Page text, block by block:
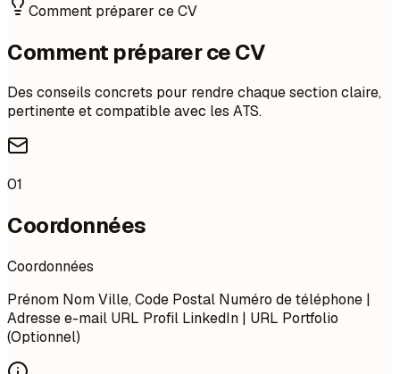
Comment préparer ce CV
Comment préparer ce CV
Des conseils concrets pour rendre chaque section claire,
pertinente et compatible avec les ATS.
01
Coordonnées
Coordonnées
Prénom Nom Ville, Code Postal Numéro de téléphone |
Adresse e-mail URL Profil LinkedIn | URL Portfolio
(Optionnel)